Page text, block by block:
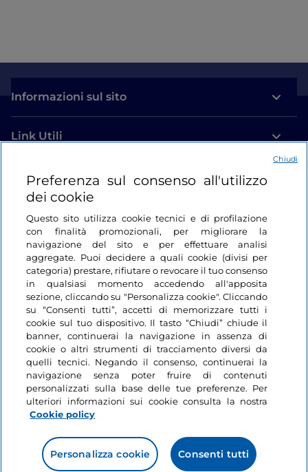
Informazioni sul sito
Link Utili
Login
Restiamo in contatto
Preferenza sul consenso all'utilizzo
dei cookie
Questo sito utilizza cookie tecnici e di profilazione
con finalità promozionali, per migliorare la
navigazione del sito e per effettuare analisi
aggregate. Puoi decidere a quali cookie (divisi per
categoria) prestare, rifiutare o revocare il tuo consenso
in qualsiasi momento accedendo all'apposita
sezione, cliccando su "Personalizza cookie". Cliccando
su “Consenti tutti”, accetti di memorizzare tutti i
cookie sul tuo dispositivo. Il tasto “Chiudi” chiude il
banner, continuerai la navigazione in assenza di
cookie o altri strumenti di tracciamento diversi da
quelli tecnici. Negando il consenso, continuerai la
navigazione senza poter fruire di contenuti
personalizzati sulla base delle tue preferenze. Per
ulteriori informazioni sui cookie consulta la nostra
Cookie policy
Personalizza cookie Consenti tutti
Chiudi